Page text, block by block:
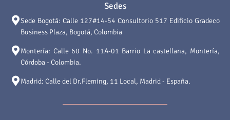
Sedes
Sede Bogotá: Calle 127#14-54 Consultorio 517 Edificio Gradeco
Business Plaza, Bogotá, Colombia
Montería: Calle 60 No. 11A-01 Barrio La castellana, Montería,
Córdoba - Colombia.
Madrid: Calle del Dr.Fleming, 11 Local, Madrid - España.